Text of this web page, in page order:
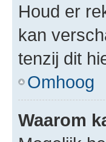
Houd er
kan
tenzij dit
Omhoog
Waarom